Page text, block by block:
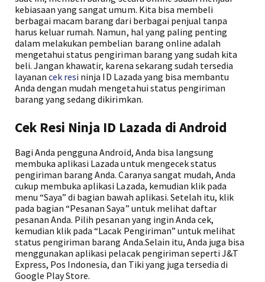
kebiasaan yang sangat umum. Kita bisa membeli
berbagai macam barang dari berbagai penjual tanpa
harus keluar rumah. Namun, hal yang paling penting
dalam melakukan pembelian barang online adalah
mengetahui status pengiriman barang yang sudah kita
beli. Jangan khawatir, karena sekarang sudah tersedia
layanancek resi ninja ID Lazada yang bisa membantu
Anda dengan mudah mengetahui status pengiriman
barang yang sedang dikirimkan.
Cek Resi Ninja ID Lazada di Android
Bagi Anda pengguna Android, Anda bisa langsung
membuka aplikasi Lazada untuk mengecek status
pengiriman barang Anda. Caranya sangat mudah, Anda
cukup membuka aplikasi Lazada, kemudian klik pada
menu “Saya” di bagian bawah aplikasi. Setelah itu, klik
pada bagian “Pesanan Saya” untuk melihat daftar
pesanan Anda. Pilih pesanan yang ingin Anda cek,
kemudian klik pada “Lacak Pengiriman” untuk melihat
status pengiriman barang Anda.Selain itu, Anda juga bisa
menggunakan aplikasi pelacak pengiriman seperti J&T
Express, Pos Indonesia, dan Tiki yang juga tersedia di
Google Play Store.